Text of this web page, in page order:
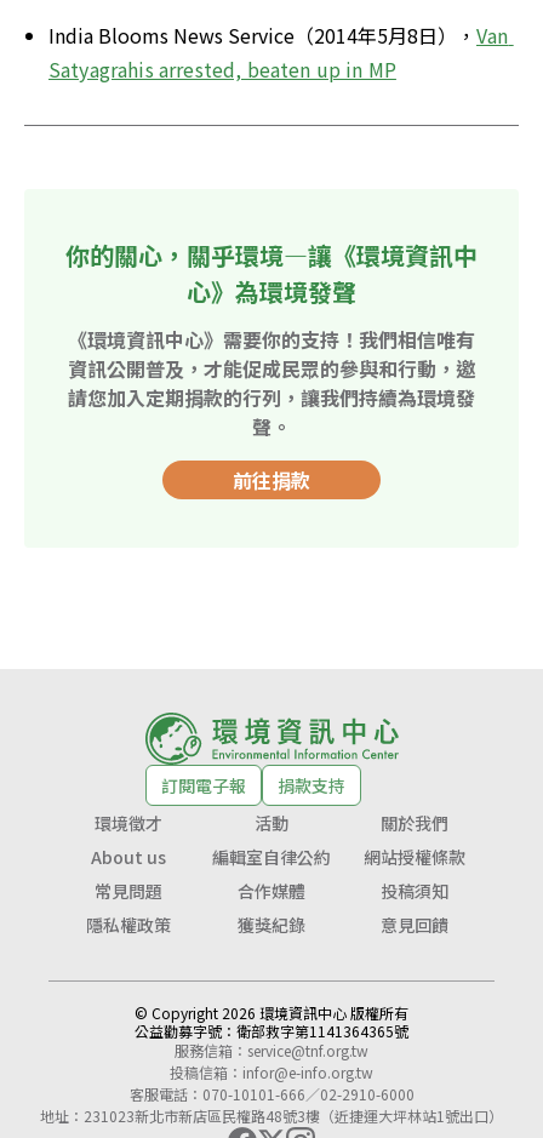
India Blooms News Service（2014年5月8日）， Van
Satyagrahis arrested, beaten up in MP
你的關心，關乎環境—讓《環境資訊中
心》為環境發聲
《環境資訊中心》需要你的支持！我們相信唯有
資訊公開普及，才能促成民眾的參與和行動，邀
請您加入定期捐款的行列，讓我們持續為環境發
聲。
前往捐款
訂閱電子報
捐款支持
環境徵才
活動
關於我們
About us
編輯室自律公約
網站授權條款
常見問題
合作媒體
投稿須知
隱私權政策
獲獎紀錄 意見回饋
© Copyright 2026 環境資訊中心 版權所有
公益勸募字號： 衛部救字第1141364365號
服務信箱： service@tnf.org.tw
投稿信箱： infor@e-info.org.tw
客服電話：070-10101-666／02-2910-6000
地址：231023新北市新店區民權路48號3樓（近捷運大坪林站1號出口）